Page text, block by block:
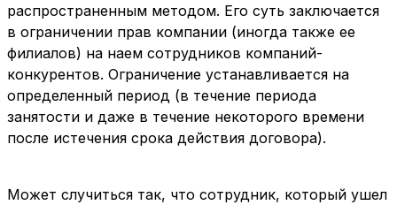
распространенным методом. Его суть заключается
в ограничении прав компании (иногда также ее
филиалов) на наем сотрудников компаний-
конкурентов. Ограничение устанавливается на
определенный период (в течение периода
занятости и даже в течение некоторого времени
после истечения срока действия договора).
Может случиться так, что сотрудник, который ушел